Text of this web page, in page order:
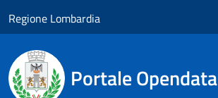
Regione Lombardia
Portale Opendata